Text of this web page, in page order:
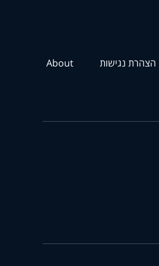
הצהרת נגישות About